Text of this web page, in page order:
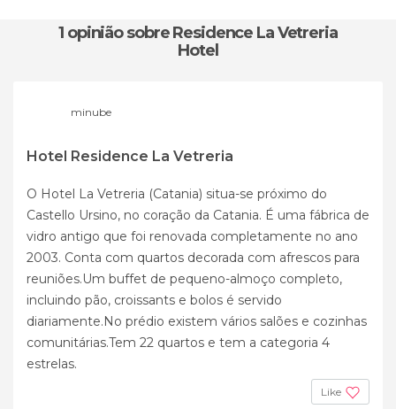
1 opiniãosobre Residence La Vetreria
Hotel
minube
Hotel Residence La Vetreria
O Hotel La Vetreria (Catania) situa-se próximo do
Castello Ursino, no coração da Catania. É uma fábrica de
vidro antigo que foi renovada completamente no ano
2003. Conta com quartos decorada com afrescos para
reuniões.Um buffet de pequeno-almoço completo,
incluindo pão, croissants e bolos é servido
diariamente.No prédio existem vários salões e cozinhas
comunitárias.Tem 22 quartos e tem a categoria 4
estrelas.
Like